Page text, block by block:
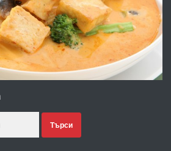
Каравелов, Хасково-близо до
градина!
преди 2 дни
ТРИСТАЕН
Търси